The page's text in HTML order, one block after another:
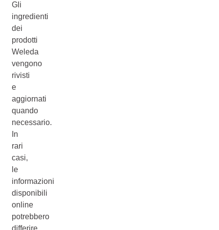
Gli
ingredienti
dei
prodotti
Weleda
vengono
rivisti
e
aggiornati
quando
necessario.
In
rari
casi,
le
informazioni
disponibili
online
potrebbero
differire